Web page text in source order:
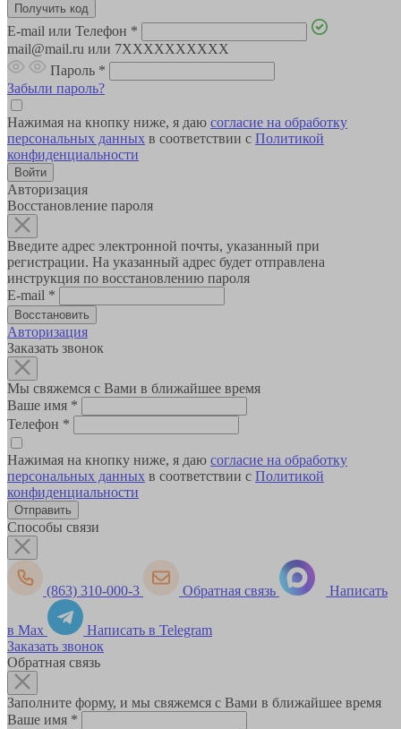
E-mail или Телефон *
mail@mail.ru или 7XXXXXXXXXX
Пароль *
Забыли пароль?
Нажимая на кнопку ниже, я даю согласие на обработку
персональных данных в соответствии с Политикой
конфиденциальности
Авторизация
Восстановление пароля
Введите адрес электронной почты, указанный при
регистрации. На указанный адрес будет отправлена
инструкция по восстановлению пароля
E-mail *
Авторизация
Заказать звонок
Мы свяжемся с Вами в ближайшее время
Ваше имя *
Телефон *
Нажимая на кнопку ниже, я даю согласие на обработку
персональных данных в соответствии с Политикой
конфиденциальности
Способы связи
(863) 310-000-3 Обратная связь Написать
в Max
Написать в Telegram
Заказать звонок
Обратная связь
Заполните форму, и мы свяжемся с Вами в ближайшее время
Ваше имя *